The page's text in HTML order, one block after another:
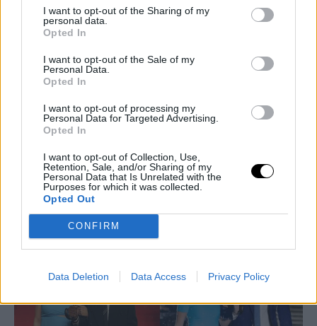
I want to opt-out of the Sharing of my
personal data.
Opted In
I want to opt-out of the Sale of my
Personal Data.
Opted In
I want to opt-out of processing my
Personal Data for Targeted Advertising.
Opted In
I want to opt-out of Collection, Use,
Retention, Sale, and/or Sharing of my
Personal Data that Is Unrelated with the
Purposes for which it was collected.
Opted Out
CONFIRM
Data Deletion Data Access Privacy Policy
FASHION
Πώς η εγκυμοσύνη έγινε στιλ -Τόλμη, ενδυνάμωση
ή μια ακόμη πίεση για τις γυναίκες;
TRENDS ⸻03 JUN 2025